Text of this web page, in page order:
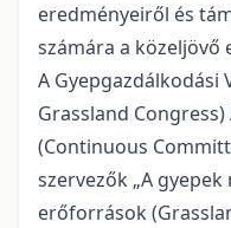
eredményeiről és
számára a közeljövő
A Gyepgazdálkodási
Grassland
(Continuous
szervezők „A
erőforrások